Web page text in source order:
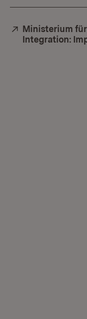
Extern:
Ministerium
Integration: